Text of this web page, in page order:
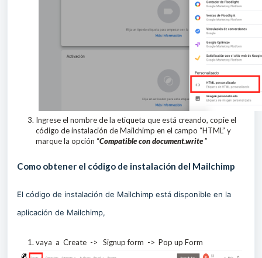
Ingrese el nombre de la etiqueta que está creando, copie el
código de instalación de Mailchimp en el campo “HTML” y
marque la opción “Compatible con document.write”
Como obtener el código de instalación del Mailchimp
El código de instalación de Mailchimp está disponible en la
aplicación de Mailchimp,
vaya a Create -> Signup form -> Pop up Form